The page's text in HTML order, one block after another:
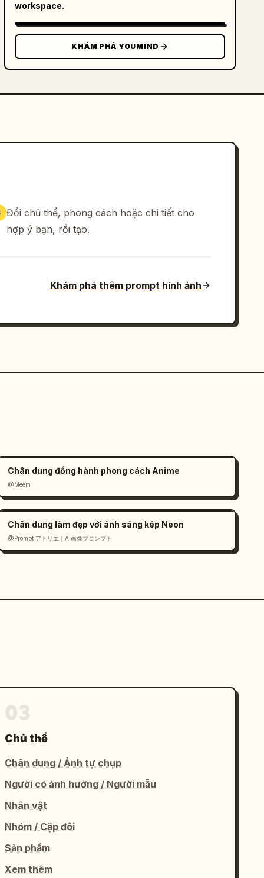
workspace.
KHÁM PHÁ YOUMIND
Đổi chủ thể, phong cách hoặc chi tiết cho
hợp ý bạn, rồi tạo.
Khám phá thêm prompt hình ảnh
Chân dung đồng hành phong cách Anime
@Meem
Chân dung làm đẹp với ánh sáng kép Neon
@Prompt アトリエ｜AI画像プロンプト
Chủ thể
Chân dung / Ảnh tự chụp
Người có ảnh hưởng / Người mẫu
Nhân vật
Nhóm / Cặp đôi
Sản phẩm
Xem thêm